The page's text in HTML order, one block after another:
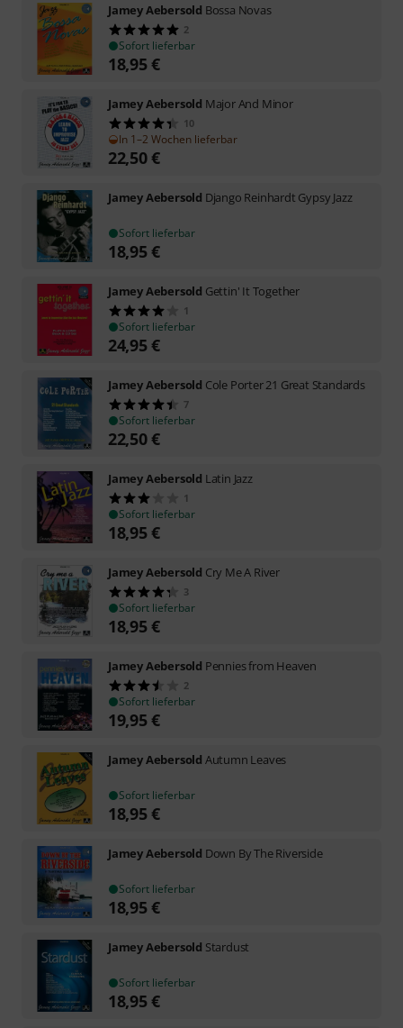
Jamey Aebersold Bossa Novas
2
Sofort lieferbar
18,95€
Jamey Aebersold Major And Minor
10
In 1–2 Wochen lieferbar
22,50€
Jamey Aebersold Django Reinhardt Gypsy Jazz
Sofort lieferbar
18,95€
Jamey Aebersold Gettin' It Together
1
Sofort lieferbar
24,95€
Jamey Aebersold Cole Porter 21 Great Standards
7
Sofort lieferbar
22,50€
Jamey Aebersold Latin Jazz
1
Sofort lieferbar
18,95€
Jamey Aebersold Cry Me A River
3
Sofort lieferbar
18,95€
Jamey Aebersold Pennies from Heaven
2
Sofort lieferbar
19,95€
Jamey Aebersold Autumn Leaves
Sofort lieferbar
18,95€
Jamey Aebersold Down By The Riverside
Sofort lieferbar
18,95€
Jamey Aebersold Stardust
Sofort lieferbar
18,95€